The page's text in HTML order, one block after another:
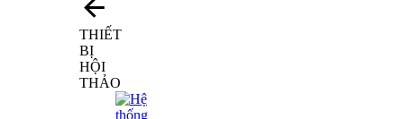
THIẾT
BỊ
HỘI
THẢO